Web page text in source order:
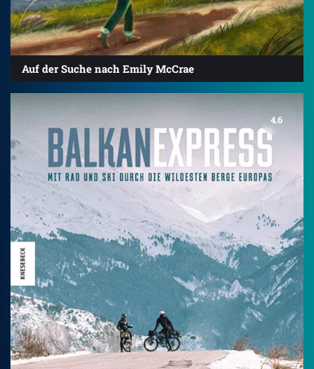
Auf der Suche nach Emily McCrae
4.6